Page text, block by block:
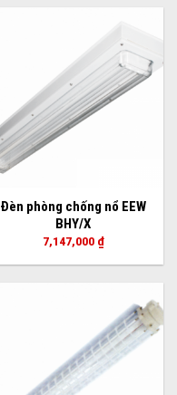
Đèn phòng chống nổ EEW
BHY/X
7,147,000 ₫